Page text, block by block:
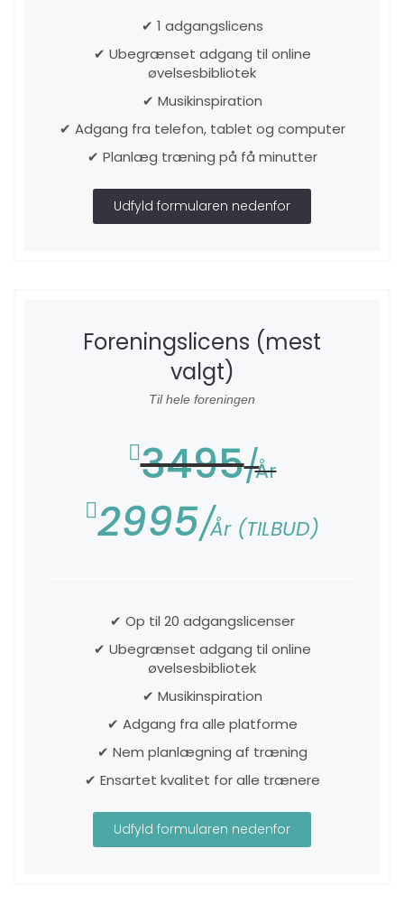
✔ 1 adgangslicens
✔ Ubegrænset adgang til online
øvelsesbibliotek
✔ Musikinspiration
✔ Adgang fra telefon, tablet og computer
✔ Planlæg træning på få minutter
Udfyld formularen nedenfor
Foreningslicens (mest
valgt)
Til hele foreningen
3495 År
2995 År (TILBUD)
✔ Op til 20 adgangslicenser
✔ Ubegrænset adgang til online
øvelsesbibliotek
✔ Musikinspiration
✔ Adgang fra alle platforme
✔ Nem planlægning af træning
✔ Ensartet kvalitet for alle trænere
Udfyld formularen nedenfor